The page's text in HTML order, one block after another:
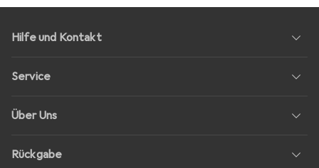
Hilfe und Kontakt
Service
Über Uns
Rückgabe